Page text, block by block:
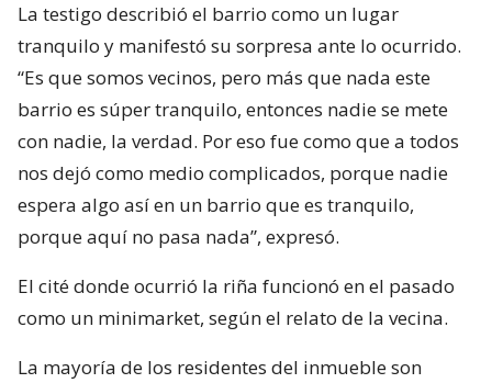
La testigo describió el barrio como un lugar
tranquilo y manifestó su sorpresa ante lo ocurrido.
“Es que somos vecinos, pero más que nada este
barrio es súper tranquilo, entonces nadie se mete
con nadie, la verdad. Por eso fue como que a todos
nos dejó como medio complicados, porque nadie
espera algo así en un barrio que es tranquilo,
porque aquí no pasa nada”, expresó.
El cité donde ocurrió la riña funcionó en el pasado
como un minimarket, según el relato de la vecina.
La mayoría de los residentes del inmueble son